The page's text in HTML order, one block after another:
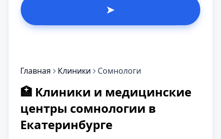
➤
Главная Клиники Сомнологи
🏥 Клиники и медицинские
центры сомнологии в
Екатеринбурге